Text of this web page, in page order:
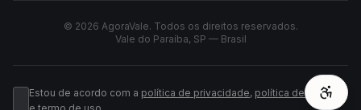
© 2026 AgoraVale. Todos os direitos reservados.
Vale do Paraíba, SP — Brasil
Estou de acordo com a política de privacidade, política de cookies